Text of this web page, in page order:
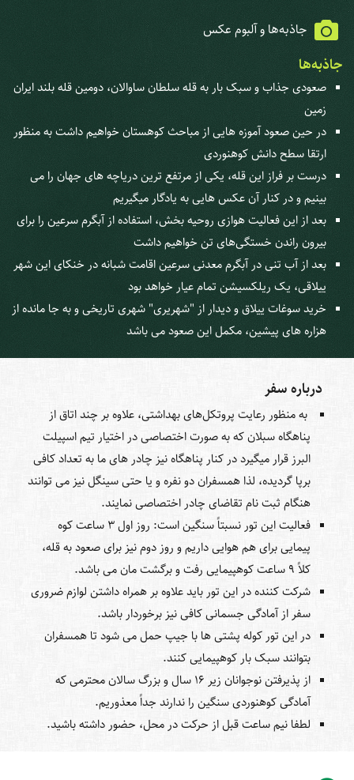
جاذبه‌ها و آلبوم عکس
جاذبه‌ها
صعودی جذاب و سبک بار به قله سلطان ساوالان، دومین قله بلند ایران
زمین
در حین صعود آموزه هایی از مباحث کوهستان خواهیم داشت به منظور
ارتقا سطح دانش کوهنوردی
درست بر فراز این قله، یکی از مرتفع ترین دریاچه های جهان را می
بینیم و در کنار آن عکس هایی به یادگار میگیریم
بعد از این فعالیت هوازی روحیه بخش، استفاده از آبگرم سرعین را برای
بیرون راندن خستگی‌های تن خواهیم داشت
بعد از آب تنی در آبگرم معدنی سرعین اقامت شبانه در خنکای این شهر
ییلاقی، یک ریلکسیشن تمام عیار خواهد بود
خرید سوغات ییلاق و دیدار از "شهریری" شهری تاریخی و به جا مانده از
هزاره های پیشین، مکمل این صعود می باشد
درباره سفر
به منظور رعایت پروتکل‌های بهداشتی، علاوه بر چند اتاق از
پناهگاه سبلان که به صورت اختصاصی در اختیار تیم اسپیلت
البرز قرار میگیرد در کنار پناهگاه نیز چادر های ما به تعداد کافی
برپا گردیده، لذا همسفران دو نفره و یا حتی سینگل نیز می توانند
هنگام ثبت نام تقاضای چادر اختصاصی نمایند.
فعالیت این تور نسبتاً سنگین است: روز اول 3 ساعت کوه
پیمایی برای هم هوایی داریم و روز دوم نیز برای صعود به قله،
کلاً 9 ساعت کوهپیمایی رفت و برگشت مان می باشد.
شرکت کننده در این تور باید علاوه بر همراه داشتن لوازم ضروری
سفر از آمادگی جسمانی کافی نیز برخوردار باشد.
در این تور کوله پشتی ها با جیپ حمل می شود تا همسفران
بتوانند سبک بار کوهپیمایی کنند.
از پذیرفتن نوجوانان زیر 16 سال و بزرگ سالان محترمی که
آمادگی کوهنوردی سنگین را ندارند جداً معذوریم.
لطفا نیم ساعت قبل از حرکت در محل، حضور داشته باشید.